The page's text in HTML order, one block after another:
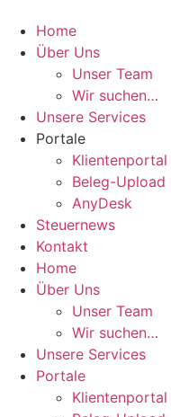
Home
Über Uns
Unser Team
Wir suchen…
Unsere Services
Portale
Klientenportal
Beleg-Upload
AnyDesk
Steuernews
Kontakt
Home
Über Uns
Unser Team
Wir suchen…
Unsere Services
Portale
Klientenportal